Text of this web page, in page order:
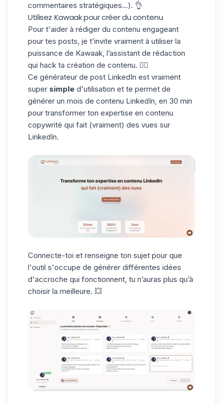
commentaires stratégiques...). 👌
Utilisez Kawaak pour créer du contenu
Pour t'aider à rédiger du contenu engageant
pour tes posts, je t’invite vraiment à utiliser la
puissance de Kawaak, l’assistant de rédaction
qui hack ta création de contenu. ✍🏼
Ce générateur de post LinkedIn est vraiment
super simple d'utilisation et te permet de
générer un mois de contenu LinkedIn, en 30 min
pour transformer ton expertise en contenu
copywrité qui fait (vraiment) des vues sur
LinkedIn.
Connecte-toi et renseigne ton sujet pour que
l'outil s'occupe de générer différentes idées
d'accroche qui fonctionnent, tu n’auras plus qu’à
choisir la meilleure. 💥